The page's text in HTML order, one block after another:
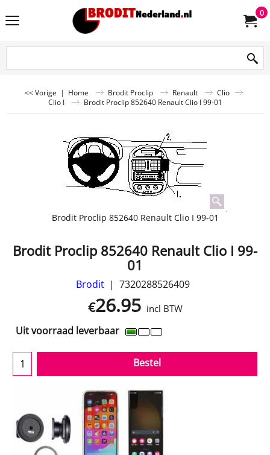
0
<< Vorige | Home Brodit Proclip Renault
Clio
Clio I
Brodit Proclip 852640 Renault Clio I 99-01
Brodit Proclip 852640 Renault Clio I 99-01
Brodit Proclip 852640 Renault Clio I 99-
01
Brodit 7320288526409
€26.95 incl BTW
Uit voorraad leverbaar
Bestel